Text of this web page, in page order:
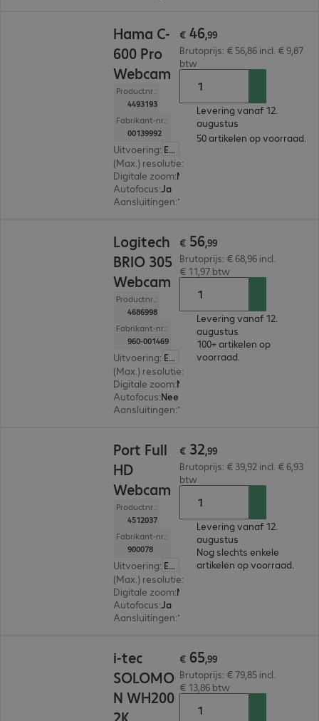
Hama C-
600 Pro
Webcam
Productnr.:
4493193
Fabrikant-nr.:
00139992
Uitvoering: Europa
(Max.) resolutie:
Digitale zoom:
Autofocus:Ja
Aansluitingen:
€ 46,99
Brutoprijs: € 56,86 incl. € 9,87
btw
Levering vanaf 12.
augustus
50 artikelen op voorraad.
Logitech
BRIO 305
Webcam
Productnr.:
4686998
Fabrikant-nr.:
960-001469
Uitvoering: Europa
(Max.) resolutie:
Digitale zoom:
Autofocus:Nee
Aansluitingen:
€ 56,99
Brutoprijs: € 68,96 incl.
€ 11,97 btw
Levering vanaf 12.
augustus
100+ artikelen op
voorraad.
Port Full
HD
Webcam
Productnr.:
4512037
Fabrikant-nr.:
900078
Uitvoering: Europa
(Max.) resolutie:
Digitale zoom:
Autofocus:Ja
Aansluitingen:
€ 32,99
Brutoprijs: € 39,92 incl. € 6,93
btw
Levering vanaf 12.
augustus
Nog slechts enkele
artikelen op voorraad.
i-tec
SOLOMO
N WH200
2K
€ 65,99
Brutoprijs: € 79,85 incl.
€ 13,86 btw